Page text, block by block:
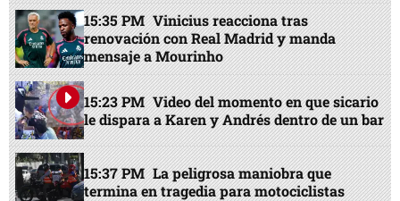
15:35 PM Vinicius reacciona tras
renovación con Real Madrid y manda
mensaje a Mourinho
15:23 PM Video del momento en que sicario
le dispara a Karen y Andrés dentro de un bar
15:37 PM La peligrosa maniobra que
termina en tragedia para motociclistas